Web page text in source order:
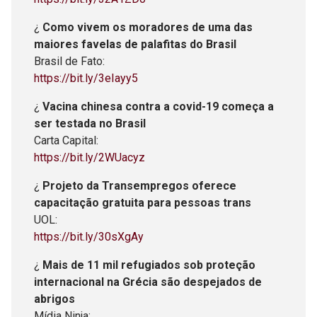
¿ Como vivem os moradores de uma das
maiores favelas de palafitas do Brasil
Brasil de Fato:
https://bit.ly/3eIayy5
¿ Vacina chinesa contra a covid-19 começa a
ser testada no Brasil
Carta Capital:
https://bit.ly/2WUacyz
¿ Projeto da Transempregos oferece
capacitação gratuita para pessoas trans
UOL:
https://bit.ly/30sXgAy
¿ Mais de 11 mil refugiados sob proteção
internacional na Grécia são despejados de
abrigos